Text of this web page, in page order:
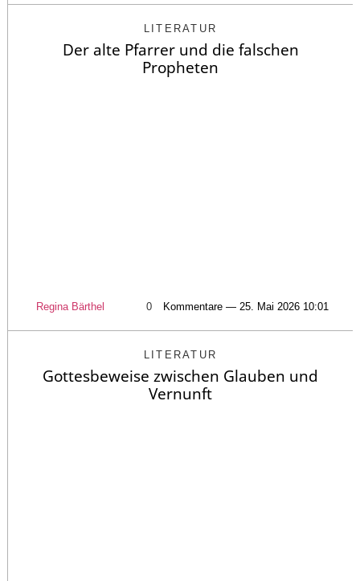
LITERATUR
Der alte Pfarrer und die falschen
Propheten
Regina Bärthel 0 Kommentare — 25. Mai 2026 10:01
LITERATUR
Gottesbeweise zwischen Glauben und
Vernunft